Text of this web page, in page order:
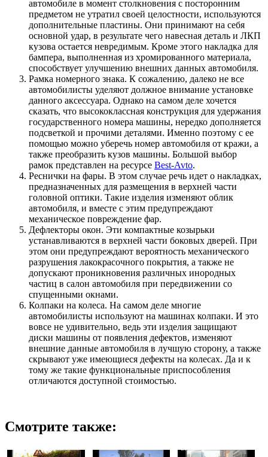
автомобиле в момент столкновения с посторонним
предметом не утратил своей целостности, используются
дополнительные пластины. Они принимают на себя
основной удар, в результате чего навесная деталь и ЛКП
кузова остается невредимым. Кроме этого накладка для
бампера, выполненная из хромированного материала,
способствует улучшению внешних данных автомобиля.
Рамка номерного знака. К сожалению, далеко не все
автомобилисты уделяют должное внимание установке
данного аксессуара. Однако на самом деле хочется
сказать, что высококлассная конструкция для удержания
государственного номера машины, нередко дополняется
подсветкой и прочими деталями. Именно поэтому с ее
помощью можно уберечь номер автомобиля от кражи, а
также преобразить кузов машины. Большой выбор
рамок представлен на ресурсе Best-Avto.
Реснички на фары. В этом случае речь идет о накладках,
предназначенных для размещения в верхней части
головной оптики. Такие изделия изменяют облик
автомобиля, и вместе с этим предупреждают
механическое повреждение фар.
Дефлекторы окон. Эти компактные козырьки
устанавливаются в верхней части боковых дверей. При
этом они предупреждают вероятность механического
разрушения лакокрасочного покрытия, а также не
допускают проникновения различных инородных
частиц в салон автомобиля при передвижении со
спущенными окнами.
Колпаки на колеса. На самом деле многие
автомобилисты используют на машинах колпаки. И это
вовсе не удивительно, ведь эти изделия защищают
диски машины от появления дефектов, изменяют
внешние данные автомобиля в лучшую сторону, а также
скрывают уже имеющиеся дефекты на колесах. Да и к
тому же такие функциональные приспособления
отличаются доступной стоимостью.
Смотрите также: